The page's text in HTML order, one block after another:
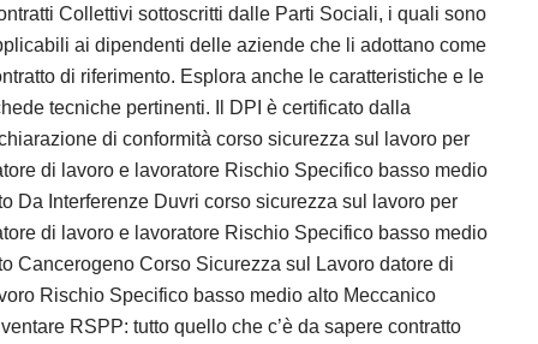
Collettivi sottoscritti dalle Parti Sociali, i quali sono
ai dipendenti delle aziende che li adottano come
di riferimento. Esplora anche le caratteristiche e le
tecniche pertinenti. Il DPI è certificato dalla
di conformità corso sicurezza sul lavoro per
di lavoro e lavoratore Rischio Specifico basso medio
Da Interferenze Duvri corso sicurezza sul lavoro per
di lavoro e lavoratore Rischio Specifico basso medio
Cancerogeno Corso Sicurezza sul Lavoro datore di
Rischio Specifico basso medio alto Meccanico
RSPP: tutto quello che c’è da sapere contratto